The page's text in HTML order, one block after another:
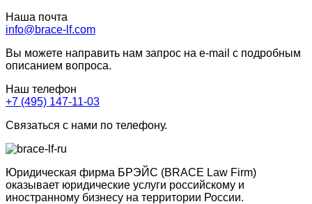
Наша почта
info@brace-lf.com
Вы можете направить нам запрос на e-mail с подробным
описанием вопроса.
Наш телефон
+7 (495) 147-11-03
Связаться с нами по телефону.
Юридическая фирма БРЭЙС (BRACE Law Firm)
оказывает юридические услуги российскому и
иностранному бизнесу на территории России.